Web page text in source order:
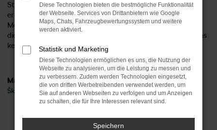
Standorte in Norddeutschland und damit ideal aus Koblenz
erreichbar. Gerne beraten wir Sie hinsichtlich all Ihrer
Möglichkeit und sprechen mit Ihnen über die vielen Vorteile,
die ein Škoda Octavia Neuwagen bietet. Höchste Zeit, um uns
kennen zu lernen.
Marken
Škoda
Fehler: Network Error
Diese Technologien bieten die bestmögliche Funktionalität
der Webseite. Services von Drittanbietern wie Google
Maps, Chats, Fahrzeugbewertungssystem und weitere
werden aktiviert.
Statistik und Marketing
Diese Technologien ermöglichen es uns, die Nutzung der
Webseite zu analysieren, um die Leistung zu messen und
zu verbessern. Zudem werden Technologien eingesetzt,
die von dritten Werbetreibenden verwendet werden, um
Sie auf anderen Webseiten zu verfolgen und um Anzeigen
zu schalten, die für Ihre Interessen relevant sind.
Speichern